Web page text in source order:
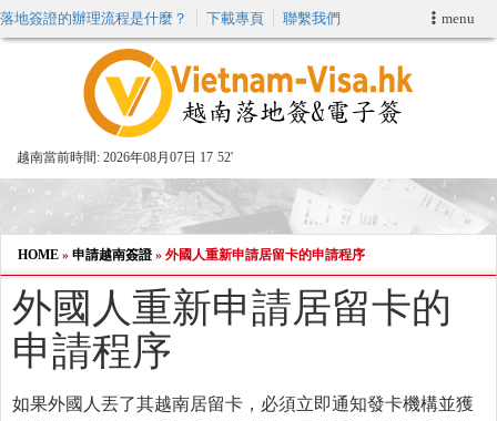
menu
落地簽證的辦理流程是什麼？ 下載專頁 聯繫我們
越南當前時間: 2026年08月07日 17 52'
申請簽證
VIP快速通關服务
加快E-VISA服務
週末緊急電子簽證
HOME » 申請越南簽證» 外國人重新申請居留卡的申請程序
外國人重新申請居留卡的
申請程序
如果外國人丟了其越南居留卡，必須立即通知發卡機構並獲